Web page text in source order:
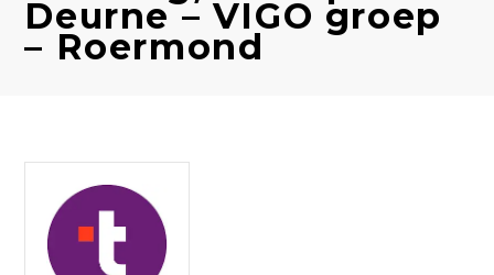
Deurne – VIGO groep
– Roermond